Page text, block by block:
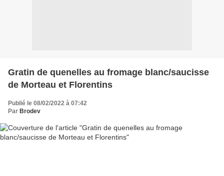
Gratin de quenelles au fromage blanc/saucisse
de Morteau et Florentins
Publié le 08/02/2022 à 07:42
Par Brodev